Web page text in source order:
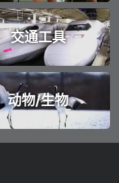
交通工具
动物/生物